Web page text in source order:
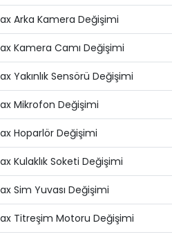
Arka Kamera Değişimi
Kamera Camı Değişimi
Yakınlık Sensörü Değişimi
Mikrofon Değişimi
Hoparlör Değişimi
Kulaklık Soketi Değişimi
Sim Yuvası Değişimi
Titreşim Motoru Değişimi